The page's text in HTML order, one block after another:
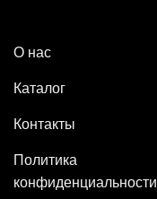
О нас
Каталог
Контакты
Политика
конфиденциальности